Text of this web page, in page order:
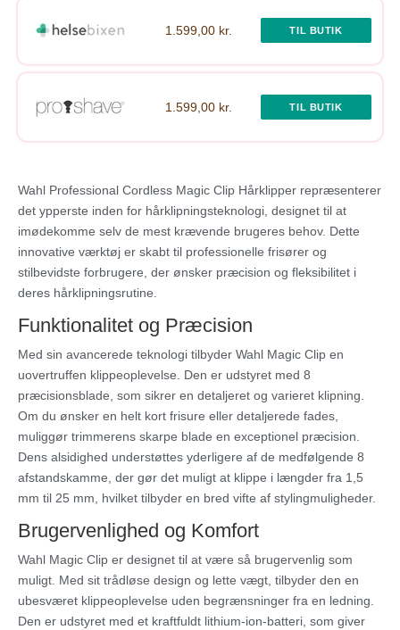
1.599,00 kr. TIL BUTIK
1.599,00 kr. TIL BUTIK
Wahl Professional Cordless Magic Clip Hårklipper repræsenterer
det ypperste inden for hårklipningsteknologi, designet til at
imødekomme selv de mest krævende brugeres behov. Dette
innovative værktøj er skabt til professionelle frisører og
stilbevidste forbrugere, der ønsker præcision og fleksibilitet i
deres hårklipningsrutine.
Funktionalitet og Præcision
Med sin avancerede teknologi tilbyder Wahl Magic Clip en
uovertruffen klippeoplevelse. Den er udstyret med 8
præcisionsblade, som sikrer en detaljeret og varieret klipning.
Om du ønsker en helt kort frisure eller detaljerede fades,
muliggør trimmerens skarpe blade en exceptionel præcision.
Dens alsidighed understøttes yderligere af de medfølgende 8
afstandskamme, der gør det muligt at klippe i længder fra 1,5
mm til 25 mm, hvilket tilbyder en bred vifte af stylingmuligheder.
Brugervenlighed og Komfort
Wahl Magic Clip er designet til at være så brugervenlig som
muligt. Med sit trådløse design og lette vægt, tilbyder den en
ubesværet klippeoplevelse uden begrænsninger fra en ledning.
Den er udstyret med et kraftfuldt lithium-ion-batteri, som giver